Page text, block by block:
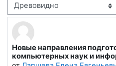
Режим отображения
Новые направления
компьютерных наук и
Количество ответов: 0